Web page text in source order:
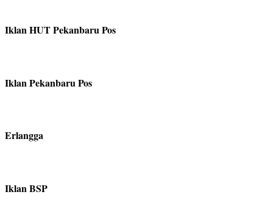
Iklan HUT Pekanbaru Pos
Iklan Pekanbaru Pos
Erlangga
Iklan BSP